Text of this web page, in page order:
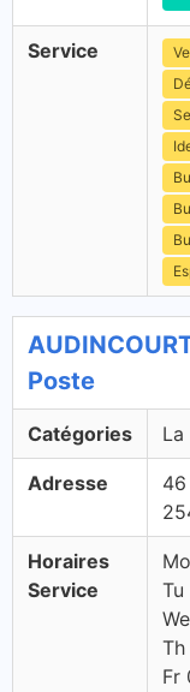
Service
Poste
Catégories La
Adresse
46
Horaires
Service
Fr